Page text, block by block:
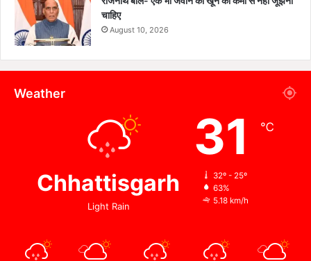
चाहिए
August 10, 2026
Weather
Chhattisgarh
Light Rain
31 ℃
32º - 25º
63%
5.18 km/h